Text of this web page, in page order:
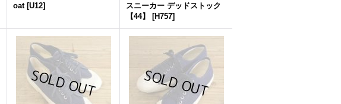
oat [U12]
スニーカー デッドストック
【44】
[H757]